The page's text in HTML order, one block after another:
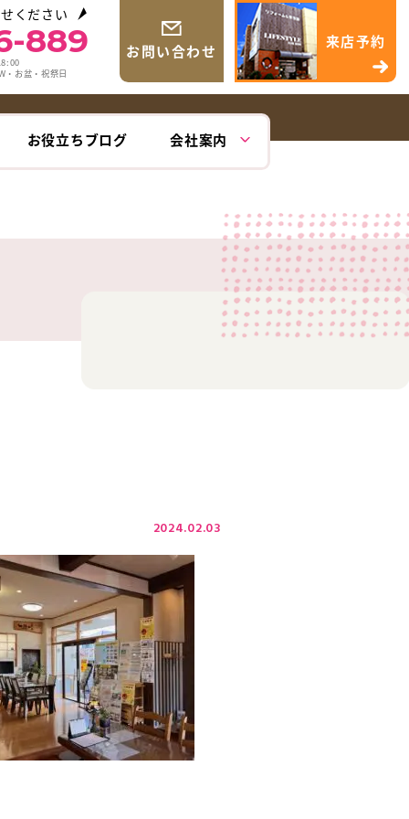
ください
889
・お盆・祝祭日
お問い合わせ
来店予約
お役立ちブログ 会社案内
2024.02.03